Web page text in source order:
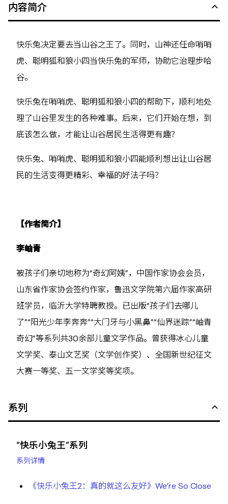
内容简介
快乐兔决定要去当山谷之王了。同时，山神还任命哨哨
虎、聪明狐和狼小四当快乐兔的军师，协助它治理步哈
谷。
快乐兔在哨哨虎、聪明狐和狼小四的帮助下，顺利地处
理了山谷里发生的各种难事。后来，它们开始在想，到
底该怎么做，才能让山谷居民生活得更有趣？
快乐兔、哨哨虎、聪明狐和狼小四能顺利想出让山谷居
民的生活变得更精彩、幸福的好法子吗？
【作者简介】
李岫青
被孩子们亲切地称为“奇幻阿姨”，中国作家协会会员，
山东省作家协会签约作家，鲁迅文学院第六届作家高研
班学员，临沂大学特聘教授。已出版“孩子们去哪儿
了”“阳光少年李奔奔”“大门牙与小黑鼻”“仙界迷踪”“岫青
奇幻”等系列共30余部儿童文学作品。曾获得冰心儿童
文学奖、泰山文艺奖（文学创作奖）、全国新世纪征文
大赛一等奖、五一文学奖等奖项。
系列
“快乐小兔王”系列
系列详情
《快乐小兔王2：真的就这么友好》We’re So Close